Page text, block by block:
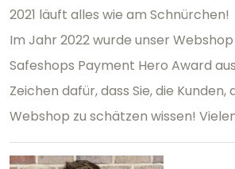
2021 läuft alles wie am Schnürchen!
Im Jahr 2022 wurde unser
Safeshops Payment Hero Award
Zeichen dafür, dass Sie, die
Webshop zu schätzen wissen!